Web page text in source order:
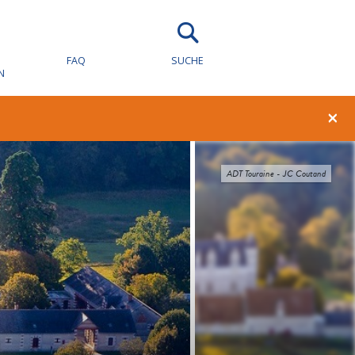
FAQ SUCHE
×
ADT Touraine - JC Coutand